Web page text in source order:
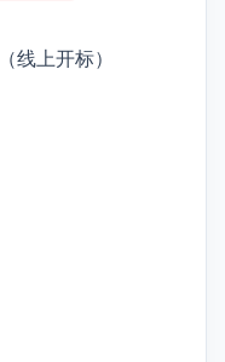
线上开标）